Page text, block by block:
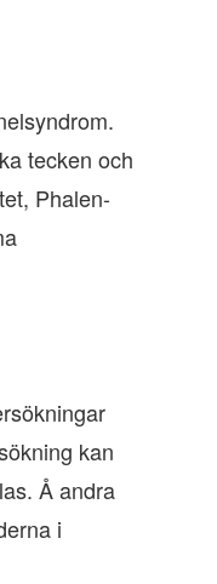
tecken och
Phalen-
kan
Å andra
i